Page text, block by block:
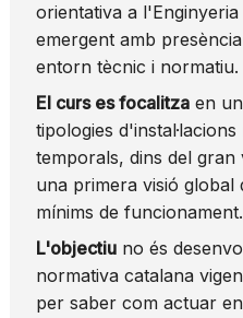
orientativa a
emergent amb
entorn tècnic i normatiu.
El curs es focalitzaen
tipologies
temporals, dins del
una primera visió global
mínims de funcionament.
L'objectiuno és
normativa catalana
per saber com actuar